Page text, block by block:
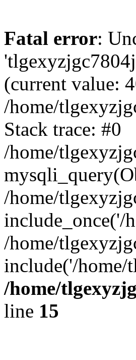
Fatal error:
(current value:
/home/
Stack trace: #0
/home/
/home/
include_once('/
/home/
include('/
/home/
line 15